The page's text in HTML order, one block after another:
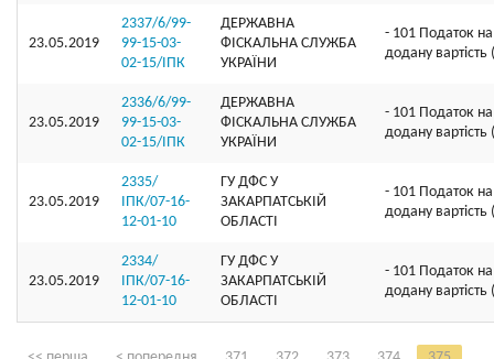
23.05.2019
2337/6/99-
99-15-03-
02-15/ІПК
ДЕРЖАВНА
ФІСКАЛЬНА СЛУЖБА
УКРАЇНИ
- 101 Податок на
додану
23.05.2019
2336/6/99-
99-15-03-
02-15/ІПК
ДЕРЖАВНА
ФІСКАЛЬНА СЛУЖБА
УКРАЇНИ
- 101 Податок на
додану
23.05.2019
2335/
ІПК/07-16-
12-01-10
ГУ ДФС У
ЗАКАРПАТСЬКIЙ
ОБЛАСТI
- 101 Податок на
додану
23.05.2019
2334/
ІПК/07-16-
12-01-10
ГУ ДФС У
ЗАКАРПАТСЬКIЙ
ОБЛАСТI
- 101 Податок на
додану